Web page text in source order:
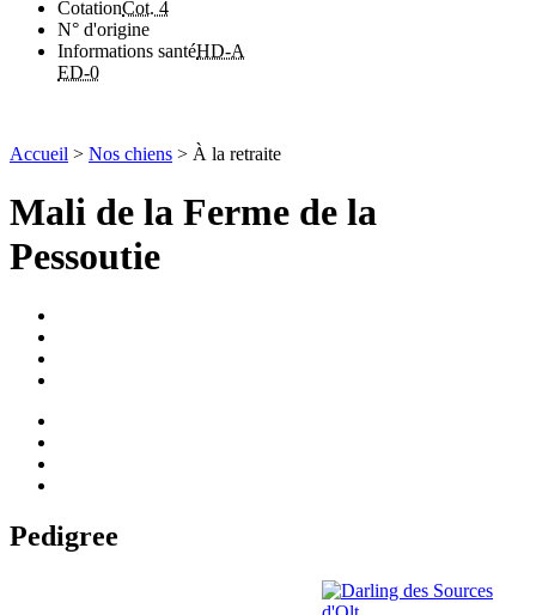
CotationCot. 4
N° d'origine
Informations santéHD-A
ED-0
Accueil > Nos chiens > À la retraite
Mali de la Ferme de la
Pessoutie
Pedigree